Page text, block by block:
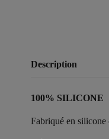
Description
100% SILICONE
Fabriqué en silicone